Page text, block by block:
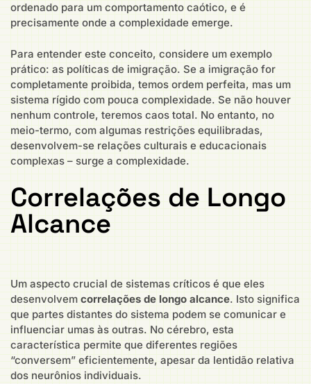
ordenado para um comportamento caótico, e é
precisamente onde a complexidade emerge.
Para entender este conceito, considere um exemplo
prático: as políticas de imigração. Se a imigração for
completamente proibida, temos ordem perfeita, mas um
sistema rígido com pouca complexidade. Se não houver
nenhum controle, teremos caos total. No entanto, no
meio-termo, com algumas restrições equilibradas,
desenvolvem-se relações culturais e educacionais
complexas – surge a complexidade.
Correlações de Longo
Alcance
Um aspecto crucial de sistemas críticos é que eles
desenvolvem correlações de longo alcance. Isto significa
que partes distantes do sistema podem se comunicar e
influenciar umas às outras. No cérebro, esta
característica permite que diferentes regiões
“conversem” eficientemente, apesar da lentidão relativa
dos neurônios individuais.